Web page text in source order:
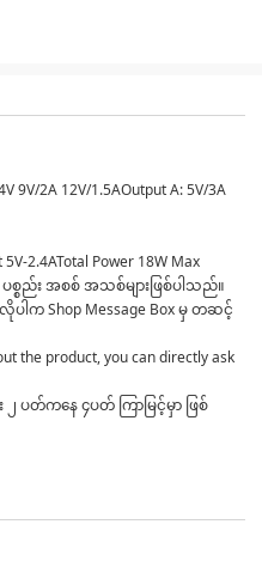
9V/2A 12V/1.5AOutput A: 5V/3A
2.4ATotal Power 18W Max
စည်း အစစ် အသစ်များဖြစ်ပါသည်။
က Shop Message Box မှ တဆင့်
the product, you can directly ask
၂ ပတ်ကနေ ၄ပတ် ကြာမြင့်မှာ ဖြစ်